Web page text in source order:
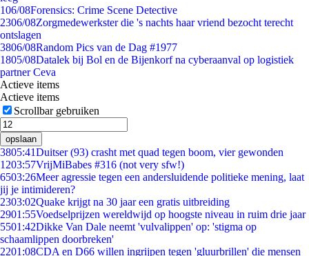
106/08Forensics: Crime Scene Detective
2306/08Zorgmedewerkster die 's nachts haar vriend bezocht terecht
ontslagen
3806/08Random Pics van de Dag #1977
1805/08Datalek bij Bol en de Bijenkorf na cyberaanval op logistiek
partner Ceva
Actieve items
Actieve items
Scrollbar gebruiken
opslaan
3805:41Duitser (93) crasht met quad tegen boom, vier gewonden
1203:57VrijMiBabes #316 (not very sfw!)
6503:26Meer agressie tegen een andersluidende politieke mening, laat
jij je intimideren?
2303:02Quake krijgt na 30 jaar een gratis uitbreiding
2901:55Voedselprijzen wereldwijd op hoogste niveau in ruim drie jaar
5501:42Dikke Van Dale neemt 'vulvalippen' op: 'stigma op
schaamlippen doorbreken'
2201:08CDA en D66 willen ingrijpen tegen 'gluurbrillen' die mensen